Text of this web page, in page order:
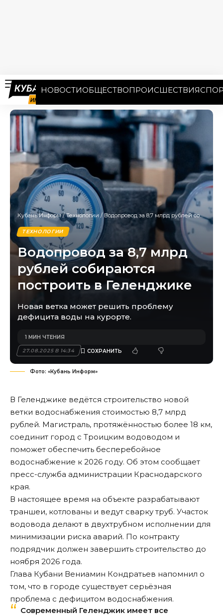
НОВОСТИОБЩЕСТВОПРОИСШЕСТВИЯ
Кубань Информ/Технологии /Водопровод за 8,7 млрд рублей собираются построить в Геленджике
ТЕХНОЛОГИИ
Водопровод за 8,7 млрд
рублей собираются
построить в Геленджике
Новая ветка может решить проблему
дефицита воды на курорте.
27.08.2025 В 14:34
1 МИН ЧТЕНИЯ
Фото: «Кубань Информ»
В Геленджике ведётся строительство новой
ветки водоснабжения стоимостью 8,7 млрд
рублей. Магистраль, протяжённостью более 18 км,
соединит город с Троицким водоводом и
поможет обеспечить бесперебойное
водоснабжение к 2026 году. Об этом сообщает
пресс-служба администрации Краснодарского
края.
В настоящее время на объекте разрабатывают
траншеи, котлованы и ведут сварку труб. Участок
водовода делают в двухтрубном исполнении для
минимизации риска аварий. По контракту
подрядчик должен завершить строительство до
ноября 2026 года.
Глава Кубани Вениамин Кондратьев напомнил о
том, что в городе существует серьёзная
проблема с дефицитом водоснабжения.
Современный Геленджик имеет все